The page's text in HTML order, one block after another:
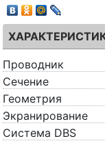
Проводник
Сечение
Геометрия
Экранирование
Система DBS